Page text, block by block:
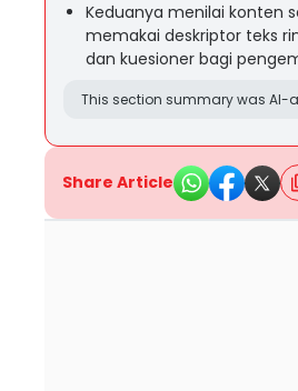
Keduanya menilai konten
memakai deskriptor teks
dan kuesioner bagi
This section summary was AI-
Share Article